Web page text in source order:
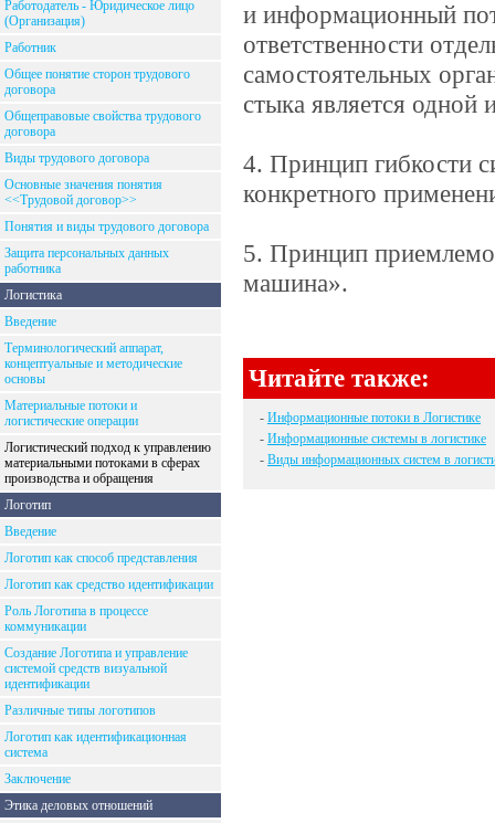
Работодатель - Юридическое лицо
(Организация)
Работник
Общее понятие сторон трудового
договора
Общеправовые свойства трудового
договора
Виды трудового договора
Основные значения понятия
<<Трудовой договор>>
Понятия и виды трудового договора
Защита персональных данных
работника
Логистика
Введение
Терминологический аппарат,
концептуальные и методические
основы
Материальные потоки и
логистические операции
Логистический подход к управлению
материальными потоками в сферах
производства и обращения
Логотип
Введение
Логотип как способ представления
Логотип как средство идентификации
Роль Логотипа в процессе
коммуникации
Создание Логотипа и управление
системой средств визуальной
идентификации
Различные типы логотипов
Логотип как идентификационная
система
Заключение
Этика деловых отношений
и информационный
ответственности
самостоятельных
стыка является одной
4. Принцип гибкости
конкретного
5. Принцип
машина».
Читайте также:
- Информационные потоки в Логистике
- Информационные системы в логистике
- Виды информационных систем в